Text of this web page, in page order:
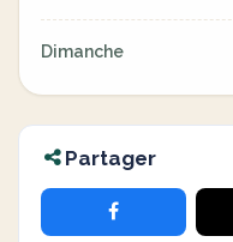
Dimanche
Partager